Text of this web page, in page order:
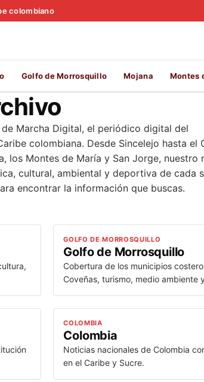
colombiano
Golfo de Morrosquillo Mojana Montes
Marcha Digital, el periódico digital del
colombiana. Desde Sincelejo hasta el
los Montes de María y San Jorge, nuestro
cultural, ambiental y deportiva de cada
encontrar la información que buscas.
GOLFO DE MORROSQUILLO
Golfo de Morrosquillo
Cobertura de los municipios
Coveñas, turismo, medio ambiente
COLOMBIA
Colombia
Noticias nacionales de Colombia
en el Caribe y Sucre.